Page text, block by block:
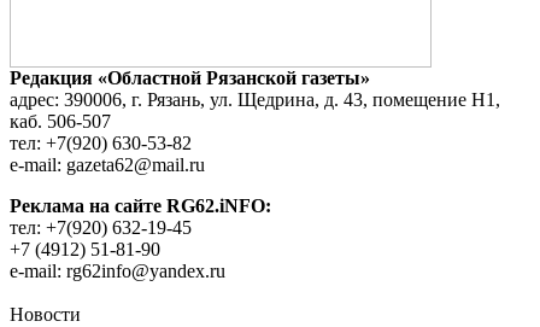
Редакция «Областной Рязанской газеты»
адрес: 390006, г. Рязань, ул. Щедрина, д. 43, помещение Н1,
каб. 506-507
тел: +7(920) 630-53-82
e-mail: gazeta62@mail.ru
Реклама на сайте RG62.iNFO:
тел: +7(920) 632-19-45
+7 (4912) 51-81-90
e-mail: rg62info@yandex.ru
Новости